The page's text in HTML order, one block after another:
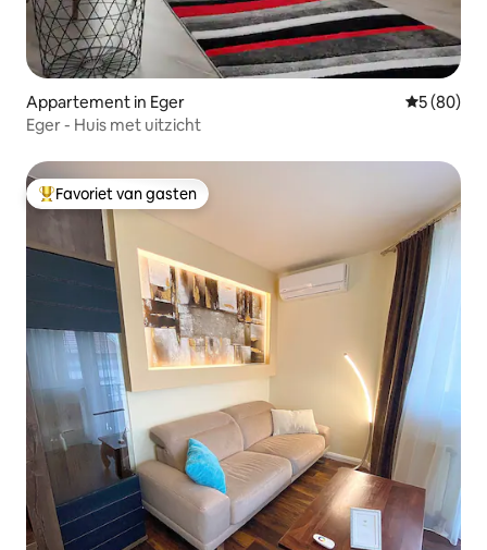
Appartement in Eger
5 (80)
Eger - Huis met uitzicht
Topfavoriet van gasten
Favoriet van gasten